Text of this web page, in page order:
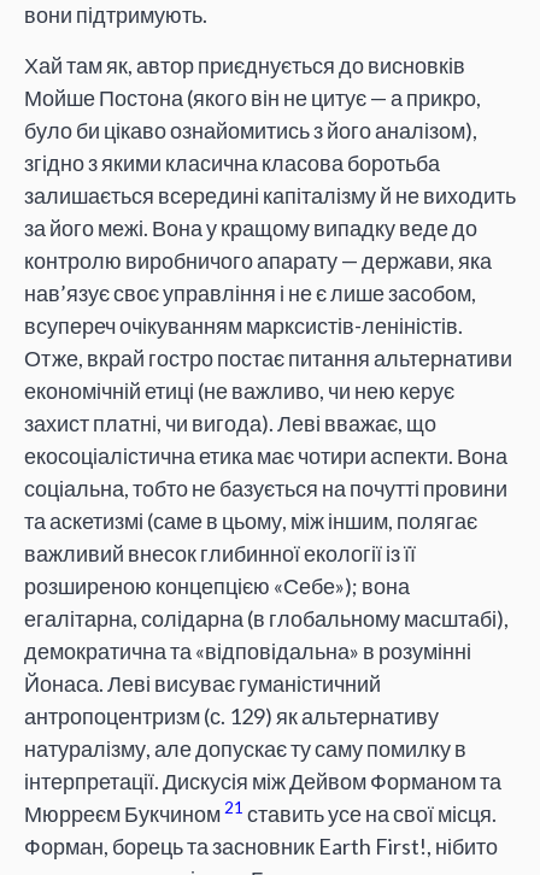
вони підтримують.
Хай там як, автор приєднується до висновків
Мойше Постона (якого він не цитує — а прикро,
було би цікаво ознайомитись з його аналізом),
згідно з якими класична класова боротьба
залишається всередині капіталізму й не виходить
за його межі. Вона у кращому випадку веде до
контролю виробничого апарату — держави, яка
нав’язує своє управління і не є лише засобом,
всупереч очікуванням марксистів-леніністів.
Отже, вкрай гостро постає питання альтернативи
економічній етиці (не важливо, чи нею керує
захист платні, чи вигода). Леві вважає, що
екосоціалістична етика має чотири аспекти. Вона
соціальна, тобто не базується на почутті провини
та аскетизмі (саме в цьому, між іншим, полягає
важливий внесок глибинної екології із її
розширеною концепцією «Себе»); вона
егалітарна, солідарна (в глобальному масштабі),
демократична та «відповідальна» в розумінні
Йонаса. Леві висуває гуманістичний
антропоцентризм (с. 129) як альтернативу
натуралізму, але допускає ту саму помилку в
інтерпретації. Дискусія між Дейвом Форманом та
Мюрреєм Букчином 21 ставить усе на свої місця.
Форман, борець та засновник Earth First!, нібито